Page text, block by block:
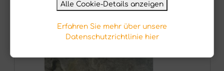
Alle Cookie-Details anzeigen
Erfahren Sie mehr über unsere
Datenschutzrichtlinie hier